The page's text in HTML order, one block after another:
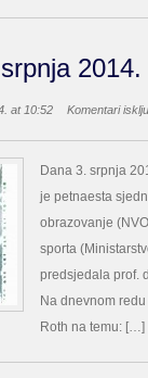
2014.
at 10:52 Komentari
Dana 3. srpnja
je petnaesta
obrazovanje
sporta
predsjedala prof.
Na dnevnom
Roth na temu: […]